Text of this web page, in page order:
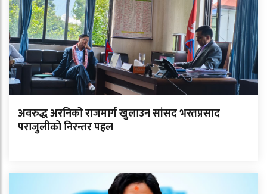
अवरुद्ध अरनिको राजमार्ग खुलाउन सांसद भरतप्रसाद
पराजुलीको निरन्तर पहल